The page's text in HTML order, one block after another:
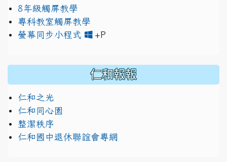
8年級觸屏教學
專科教室觸屏教學
螢幕同步小程式
+P
仁和報報
仁和之光
仁和同心園
整潔秩序
仁和國中退休聯誼會專網